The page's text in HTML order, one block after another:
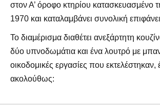
στον Α’ όροφο κτηρίου κατασκευασμένο
1970 και καταλαμβάνει συνολική
Το διαμέρισμα διαθέτει ανεξάρτητη
δύο υπνοδωμάτια και ένα λουτρό με
οικοδομικές εργασίες που
ακολούθως: